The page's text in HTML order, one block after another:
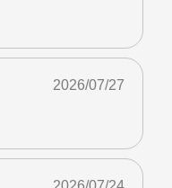
2026/07/27